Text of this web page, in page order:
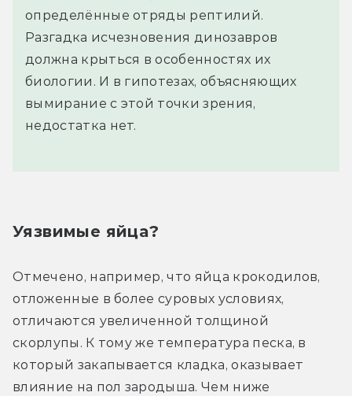
определённые отряды рептилий.
Разгадка исчезновения динозавров
должна крыться в особенностях их
биологии. И в гипотезах, объясняющих
вымирание с этой точки зрения,
недостатка нет.
Уязвимые яйца?
Отмечено, например, что яйца крокодилов,
отложенные в более суровых условиях,
отличаются увеличенной толщиной
скорлупы. К тому же температура песка, в
который закапывается кладка, оказывает
влияние на пол зародыша. Чем ниже